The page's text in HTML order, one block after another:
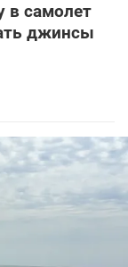
в самолет
джинсы